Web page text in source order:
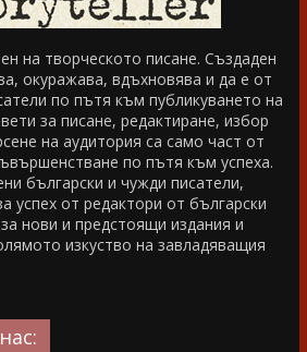
на творческото писане. Създаден
окуражава, вдъхновява и да е от
по пътя към публикуването на
за писане, редактиране, избор
на аудитория са само част от
по пътя към успеха.
български и чужди писатели,
успех от редактори от български
нови и предстоящи издания и
изкуство на завладяващия